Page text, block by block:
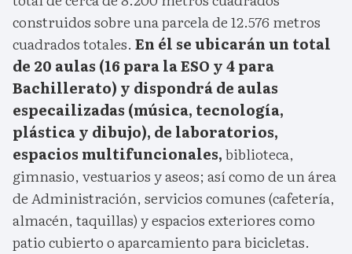
construidos sobre una parcela de 12.576 metros
cuadrados totales. En él se ubicarán un total
de 20 aulas (16 para la ESO y 4 para
Bachillerato) y dispondrá de aulas
especailizadas (música, tecnología,
plástica y dibujo), de laboratorios,
espacios multifuncionales,biblioteca,
gimnasio, vestuarios y aseos; así como de un área
de Administración, servicios comunes (cafetería,
almacén, taquillas) y espacios exteriores como
patio cubierto o aparcamiento para bicicletas.